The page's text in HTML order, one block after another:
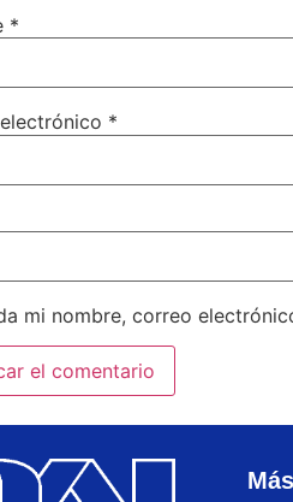
*
*
mi nombre, correo